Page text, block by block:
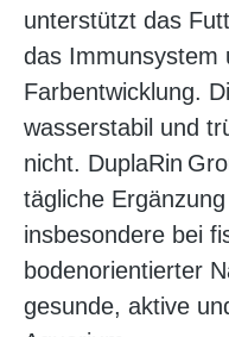
unterstützt das
das Immunsystem
Farbentwicklung.
wasserstabil und
nicht. DuplaRin
tägliche
insbesondere bei
bodenorientierter
gesunde, aktive